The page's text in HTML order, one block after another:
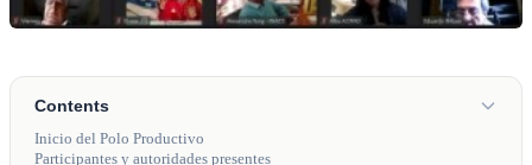
Contents
Inicio del Polo Productivo
Participantes y autoridades presentes